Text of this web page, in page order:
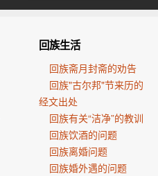
回族生活
回族斋月封斋的劝告
回族"古尔邦"节来历的
经文出处
回族有关“洁净”的教训
回族饮酒的问题
回族离婚问题
回族婚外遇的问题